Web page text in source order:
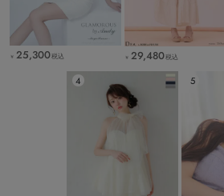
￥ 25,300税込 ￥ 29,480税込